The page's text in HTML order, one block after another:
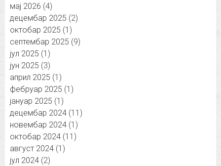
мај 2026 (4)
децембар 2025 (2)
октобар 2025 (1)
септембар 2025 (9)
јул 2025 (1)
јун 2025 (3)
април 2025 (1)
фебруар 2025 (1)
јануар 2025 (1)
децембар 2024 (11)
новембар 2024 (1)
октобар 2024 (11)
август 2024 (1)
јул 2024 (2)